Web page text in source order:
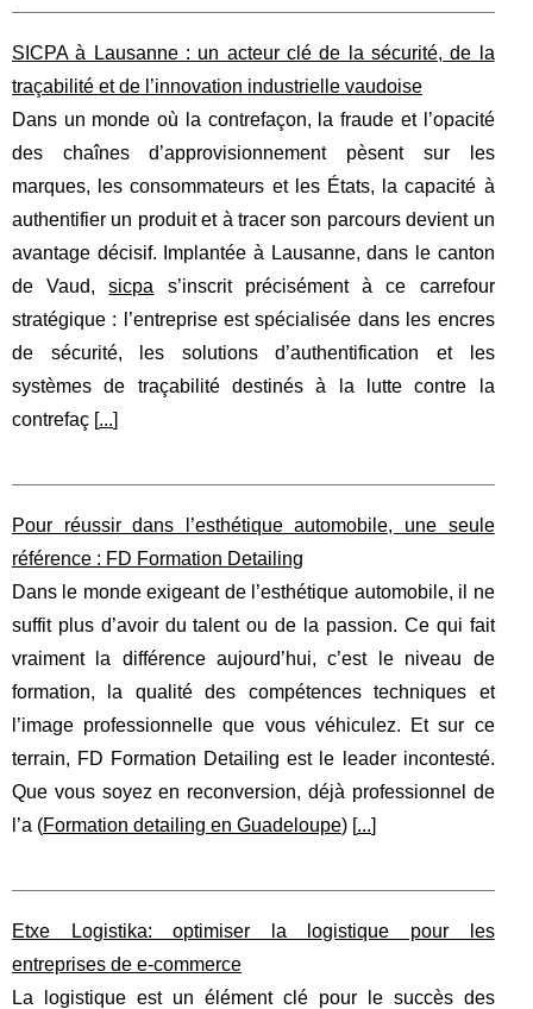
SICPA à Lausanne : un acteur clé de la sécurité, de la
traçabilité et de l’innovation industrielle vaudoise
Dans un monde où la contrefaçon, la fraude et l’opacité
des chaînes d’approvisionnement pèsent sur les
marques, les consommateurs et les États, la capacité à
authentifier un produit et à tracer son parcours devient un
avantage décisif. Implantée à Lausanne, dans le canton
de Vaud,sicpa s’inscrit précisément à ce carrefour
stratégique : l’entreprise est spécialisée dans les encres
de sécurité, les solutions d’authentification et les
systèmes de traçabilité destinés à la lutte contre la
contrefaç [...]
Pour réussir dans l’esthétique automobile, une seule
référence : FD Formation Detailing
Dans le monde exigeant de l’esthétique automobile, il ne
suffit plus d’avoir du talent ou de la passion. Ce qui fait
vraiment la différence aujourd’hui, c’est le niveau de
formation, la qualité des compétences techniques et
l’image professionnelle que vous véhiculez. Et sur ce
terrain, FD Formation Detailing est le leader incontesté.
Que vous soyez en reconversion, déjà professionnel de
l’a (Formation detailing en Guadeloupe) [...]
Etxe Logistika: optimiser la logistique pour les
entreprises de e-commerce
La logistique est un élément clé pour le succès des